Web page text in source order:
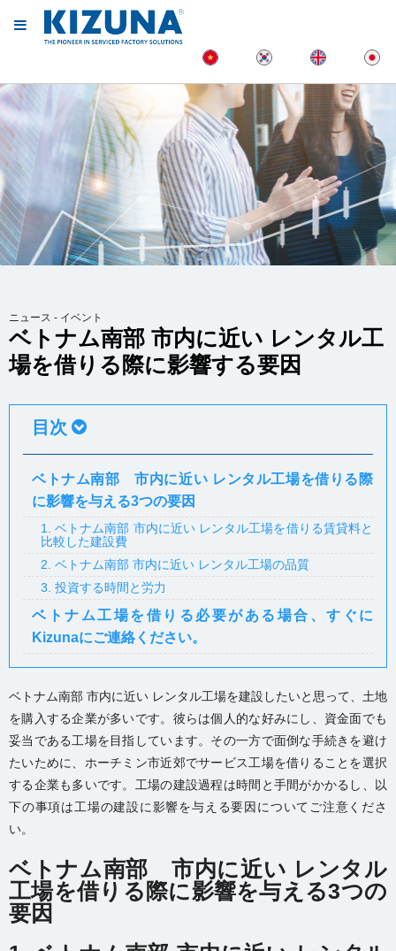
ニュース - イベント
ベトナム南部 市内に近い レンタル工
場を借りる際に影響する要因
目次
ベトナム南部 市内に近い レンタル工場を借りる際
に影響を与える3つの要因
1. ベトナム南部 市内に近い レンタル工場を借りる賃貸料と
比較した建設費
2. ベトナム南部 市内に近い レンタル工場の品質
3. 投資する時間と労力
ベトナム工場を借りる必要がある場合、すぐに
Kizunaにご連絡ください。
ベトナム南部 市内に近い レンタル工場を建設したいと思って、土地
を購入する企業が多いです。彼らは個人的な好みにし、資金面でも
妥当である工場を目指しています。その一方で面倒な手続きを避け
たいために、ホーチミン市近郊でサービス工場を借りることを選択
する企業も多いです。工場の建設過程は時間と手間がかかるし、以
下の事項は工場の建設に影響を与える要因についてご注意くださ
い。
ベトナム南部 市内に近い レンタル
工場を借りる際に影響を与える3つの
要因